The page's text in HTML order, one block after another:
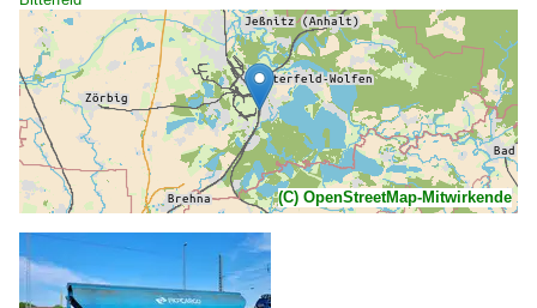
(C) OpenStreetMap-Mitwirkende